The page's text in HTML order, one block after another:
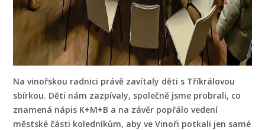
Na vinořskou radnici právě zavítaly děti s Tříkrálovou
sbírkou. Děti nám zazpívaly, společně jsme probrali, co
znamená nápis K+M+B a na závěr popřálo vedení
městské části koledníkům, aby ve Vinoři potkali jen samé